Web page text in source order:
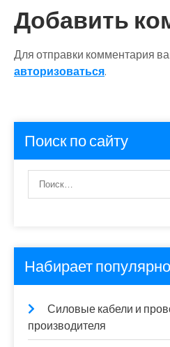
Добавить
Для отправки комментария
авторизоваться.
Поиск по сайту
Набирает
Силовые кабели и
производителя